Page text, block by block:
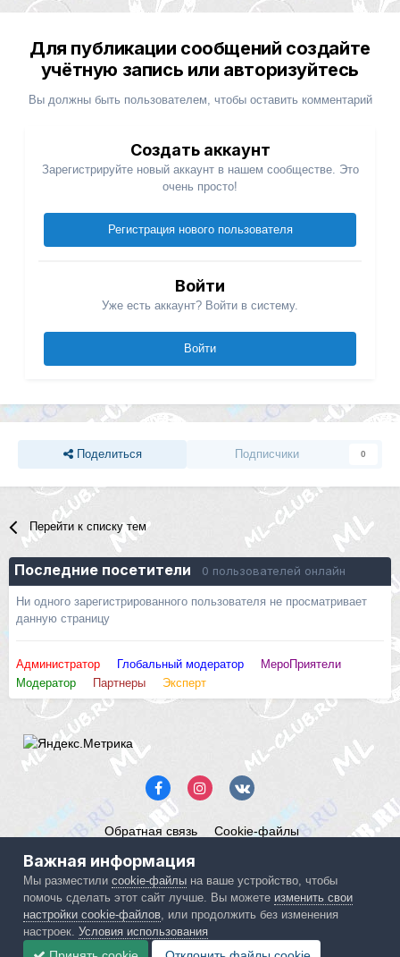
Для публикации сообщений создайте
учётную запись или авторизуйтесь
Вы должны быть пользователем, чтобы оставить комментарий
Создать аккаунт
Зарегистрируйте новый аккаунт в нашем сообществе. Это
очень просто!
Регистрация нового пользователя
Войти
Уже есть аккаунт? Войти в систему.
Войти
Поделиться Подписчики 0
Перейти к списку тем
Последние посетители 0 пользователей онлайн
Ни одного зарегистрированного пользователя не просматривает
данную страницу
Администратор Глобальный модератор
МероПриятели
Модератор
Партнеры Эксперт
Обратная связь Cookie-файлы
Powered by Invision Community
Важная информация
Мы разместилиcookie-файлы на ваше устройство, чтобы
помочь сделать этот сайт лучше. Вы можете изменить свои
настройки cookie-файлов , или продолжить без изменения
настроек.Условия использования
IPS spam blocked by CleanTalk.